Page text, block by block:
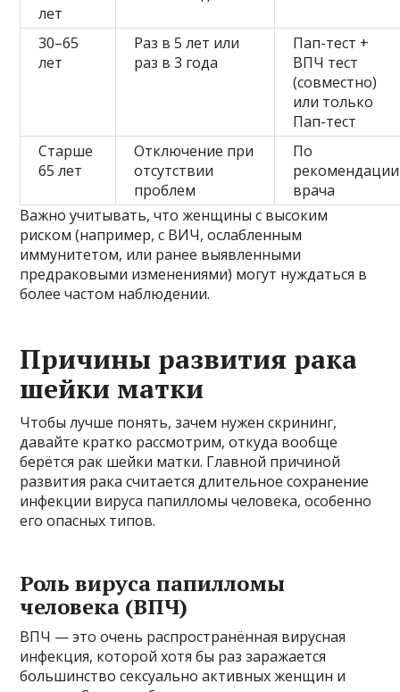
лет
30–65
лет
Раз в 5 лет или
раз в 3 года
Пап-тест +
ВПЧ тест
(совместно)
или только
Пап-тест
Старше
65 лет
Отключение при
отсутствии
проблем
По
рекомендации
врача
Важно учитывать, что женщины с высоким
риском (например, с ВИЧ, ослабленным
иммунитетом, или ранее выявленными
предраковыми изменениями) могут нуждаться в
более частом наблюдении.
Причины развития рака
шейки матки
Чтобы лучше понять, зачем нужен скрининг,
давайте кратко рассмотрим, откуда вообще
берётся рак шейки матки. Главной причиной
развития рака считается длительное сохранение
инфекции вируса папилломы человека, особенно
его опасных типов.
Роль вируса папилломы
человека (ВПЧ)
ВПЧ — это очень распространённая вирусная
инфекция, которой хотя бы раз заражается
большинство сексуально активных женщин и